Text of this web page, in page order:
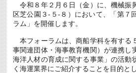
令和８年２月６日（金）に、機械振
区芝公園３-５-８）において、「第７
ラム」を開催します。
本フォーラムは、商船学科を有する
事関連団体・海事教育機関）が連携し
海洋人材の育成に関する事業」の活動
く海運業界にご紹介することを目的と